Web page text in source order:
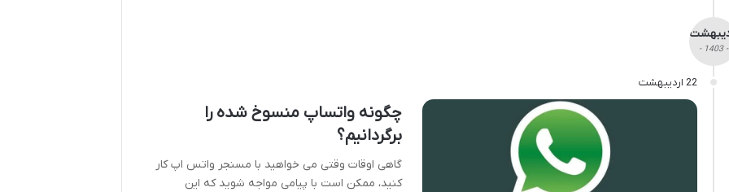
- 1403 -
22 اردیبهشت
چگونه واتساپ منسوخ شده را
برگردانیم؟
گاهی اوقات وقتی می خواهید با مسنجر واتس اپ کار
کنید، ممکن است با پیامی مواجه شوید که این